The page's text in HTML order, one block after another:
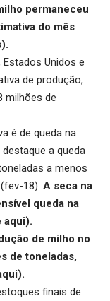
permaneceu
do mês
Unidos e
de produção,
milhões de
é de queda na
a queda
a menos
18). A seca na
queda na
aqui).
de milho no
de toneladas,
).
finais de